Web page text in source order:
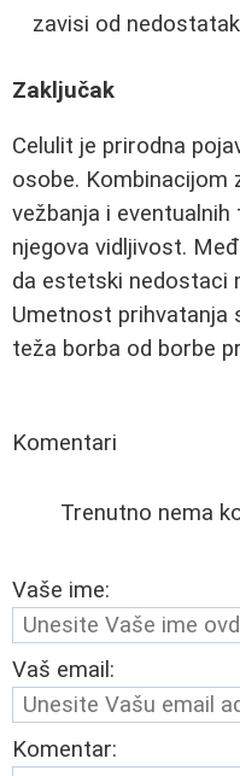
zavisi od
Zaključak
Celulit je prirodna
osobe. Kombinacijom
vežbanja i
njegova vidljivost.
da estetski nedostaci
Umetnost prihvatanja
teža borba od borbe
Komentari
Trenutno nema
Vaše ime:
Vaš email:
Komentar: